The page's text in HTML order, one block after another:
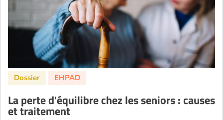
La perte d'équilibre chez les seniors : causes
et traitement